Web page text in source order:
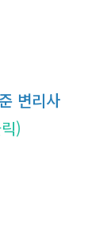
변리사
)